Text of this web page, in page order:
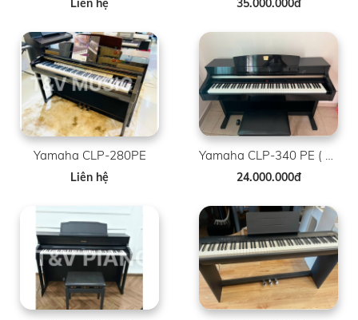
Liên hệ 35.000.000đ
Yamaha CLP-280PE
Liên hệ
Yamaha CLP-340 PE ( Limited )
24.000.000đ